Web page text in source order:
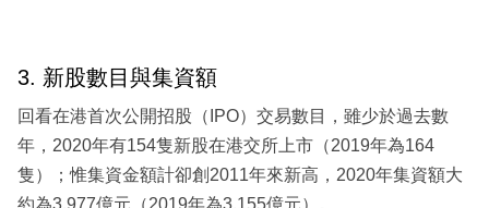
3. 新股數目與集資額
回看在港首次公開招股（IPO）交易數目，雖少於過去數
年，2020年有154隻新股在港交所上市（2019年為164
隻）；惟集資金額計卻創2011年來新高，2020年集資額大
約為3,977億元（2019年為3,155億元）。